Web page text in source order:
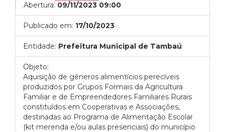
Abertura: 09/11/2023 09:00
Publicado em: 17/10/2023
Entidade: Prefeitura Municipal de Tambaú
Objeto:
Aquisição de gêneros alimentícios perecíveis
produzidos por Grupos Formais da Agricultura
Familiar e de Empreendedores Familiares Rurais
constituídos em Cooperativas e Associações,
destinadas ao Programa de Alimentação Escolar
(kit merenda e/ou aulas presenciais) do município